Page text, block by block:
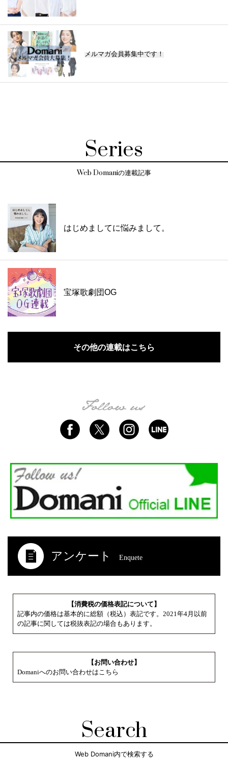
メルマガ会員募集中です！
Series
Web Domaniの連載記事
はじめましてに悩みまして。
宝塚歌劇団OG
その他の連載はこちら
アンケート Enquete
【消費税の価格表記について】
記事内の価格は基本的に総額（税込）表記です。2021年4月以前
の記事に関しては税抜表記の場合もあります。
【お問い合わせ】
Domaniへのお問い合わせはこちら
Search
Web Domani内で検索する